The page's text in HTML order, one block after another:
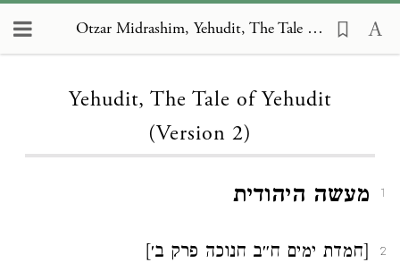
Otzar Midrashim, Yehudit, The Tale of Yehudit (Version 2)
Yehudit, The Tale of Yehudit
(Version 2)
1 מעשה היהודית
2 [חמדת ימים ח״ב חנוכה פרק ב׳]